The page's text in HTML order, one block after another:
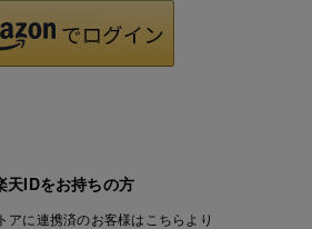
天IDをお持ちの方
アに連携済のお客様はこちらより